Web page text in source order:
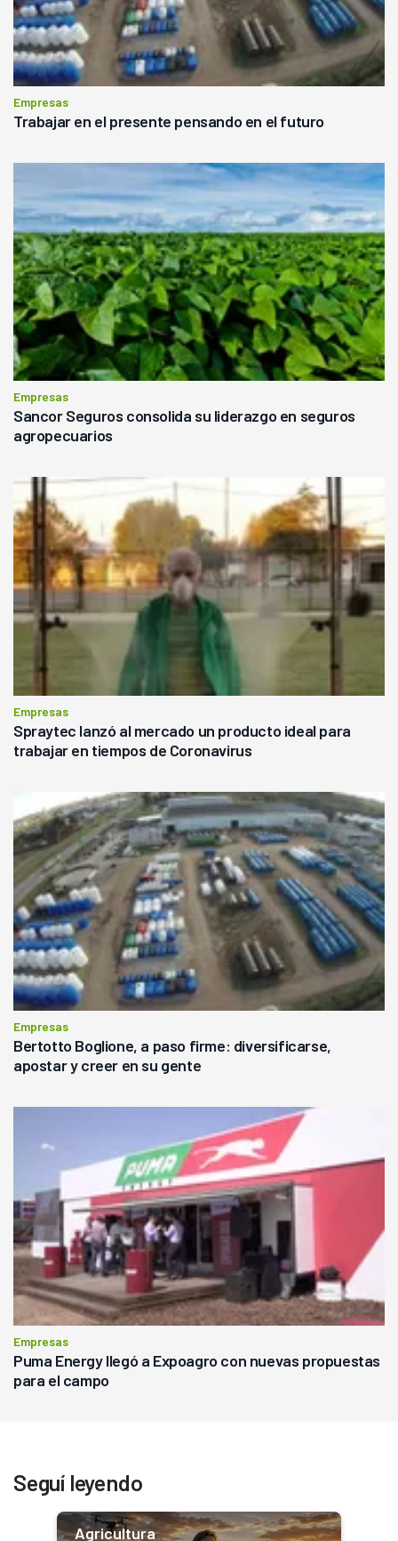
Empresas
Trabajar en el presente pensando en el futuro
Empresas
Sancor Seguros consolida su liderazgo en seguros
agropecuarios
Empresas
Spraytec lanzó al mercado un producto ideal para
trabajar en tiempos de Coronavirus
Empresas
Bertotto Boglione, a paso firme: diversificarse,
apostar y creer en su gente
Empresas
Puma Energy llegó a Expoagro con nuevas propuestas
para el campo
Seguí leyendo
Agricultura